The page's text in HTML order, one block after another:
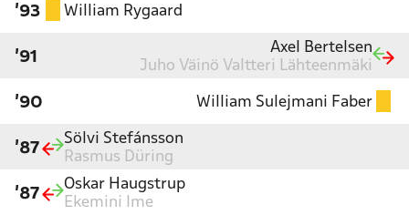
'93 William Rygaard
'91
Axel Bertelsen
Juho Väinö Valtteri Lähteenmäki
'90 William Sulejmani Faber
'87
Sölvi Stefánsson
Rasmus Düring
'87
Oskar Haugstrup
Ekemini Ime